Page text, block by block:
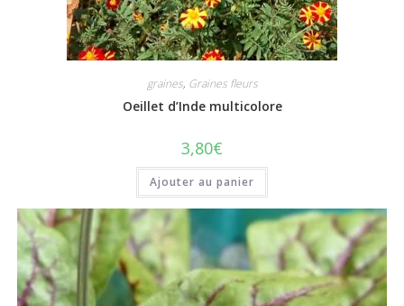
graines, Graines fleurs
Oeillet d’Inde multicolore
3,80€
Ajouter au panier